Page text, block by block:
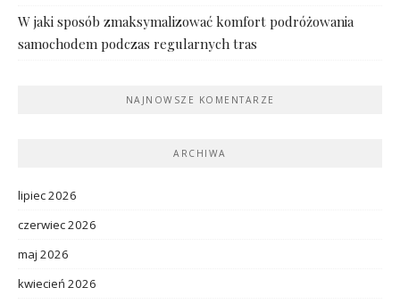
W jaki sposób zmaksymalizować komfort podróżowania
samochodem podczas regularnych tras
NAJNOWSZE KOMENTARZE
ARCHIWA
lipiec 2026
czerwiec 2026
maj 2026
kwiecień 2026